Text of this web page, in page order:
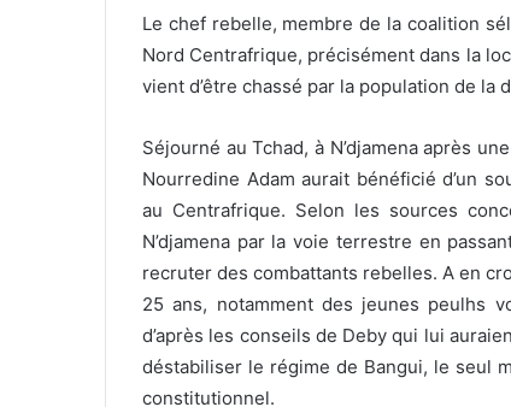
Le chef rebelle, membre de la coalition
Nord Centrafrique, précisément dans la
vient d’être chassé par la population de la
Séjourné au Tchad, à N’djamena après
Nourredine Adam aurait bénéficié d’un
au Centrafrique. Selon les sources
N’djamena par la voie terrestre en
recruter des combattants rebelles. A en
25 ans, notamment des jeunes peulhs
d’après les conseils de Deby qui lui
déstabiliser le régime de Bangui, le seul
constitutionnel.